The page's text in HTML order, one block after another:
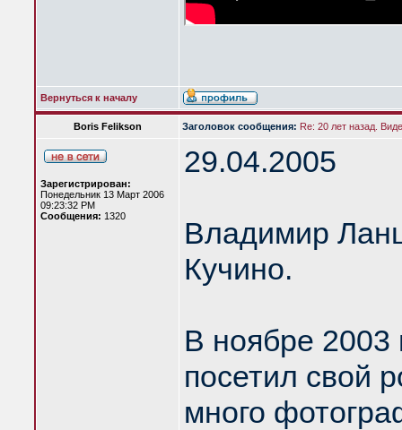
Вернуться к началу
Boris Felikson Заголовок сообщения: Re: 20 лет назад.
Зарегистрирован:
Понедельник 13 Март 2006
09:23:32 PM
Сообщения: 1320
29.04.2005
Владимир
Кучино.
В ноябре 2003
посетил свой
много